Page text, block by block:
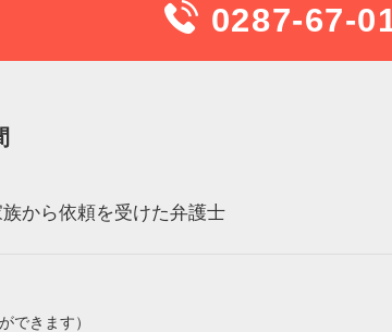
0287-67-
から依頼を受けた弁護士
できます）